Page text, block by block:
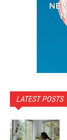
LATEST POSTS